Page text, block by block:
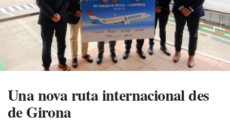
Una nova ruta internacional des
de Girona